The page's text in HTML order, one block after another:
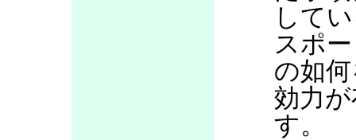
して
スポ
の如
効力
す。